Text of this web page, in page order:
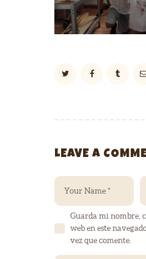
LEAVE A
Guarda mi nombre,
web en este
vez que comente.